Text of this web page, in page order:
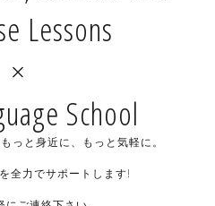
Lessons
×
School
っと身近に、もっと気軽に。
全力でサポートします!